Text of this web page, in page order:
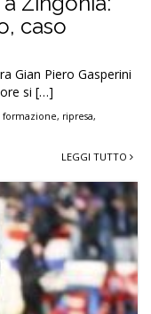
caso
Gian Piero Gasperini
si […]
formazione, ripresa,
LEGGI TUTTO